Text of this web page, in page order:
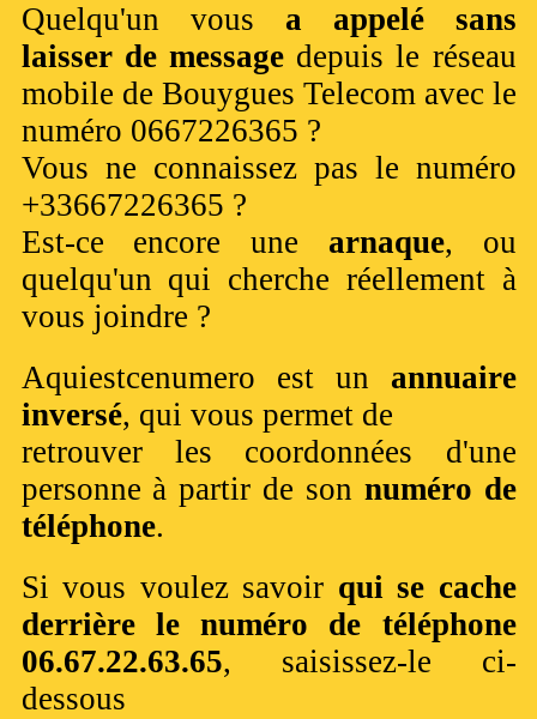
Quelqu'un vous a appelé sans
laisser de messagedepuis le réseau
mobile de Bouygues Telecom avec le
numéro 0667226365 ?
Vous ne connaissez pas le numéro
+33667226365 ?
Est-ce encore une arnaque, ou
quelqu'un qui cherche réellement à
vous joindre ?
Aquiestcenumero est un annuaire
inversé, qui vous permet de
retrouver les coordonnées d'une
personne à partir de son numéro de
téléphone.
Si vous voulez savoir qui se cache
derrière le numéro de téléphone
06.67.22.63.65, saisissez-le ci-
dessous